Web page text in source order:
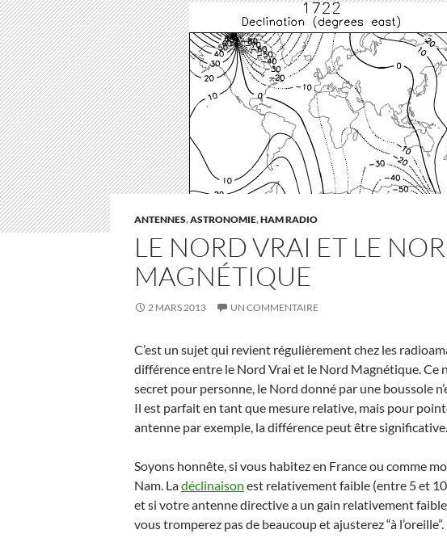
ANTENNES,ASTRONOMIE,HAM RADIO
LE NORD VRAI ET LE
MAGNÉTIQUE
2 MARS 2013 UN COMMENTAIRE
C’est un sujet qui revient régulièrement chez les
différence entre le Nord Vrai et le Nord Magnétique. Ce
secret pour personne, le Nord donné par une boussole
Il est parfait en tant que mesure relative, mais pour
antenne par exemple, la différence peut être significative.
Soyons honnête, si vous habitez en France ou comme
Nam. Ladéclinaison est relativement faible (entre 5 et
et si votre antenne directive a un gain relativement
vous tromperez pas de beaucoup et ajusterez “à l’oreille”.